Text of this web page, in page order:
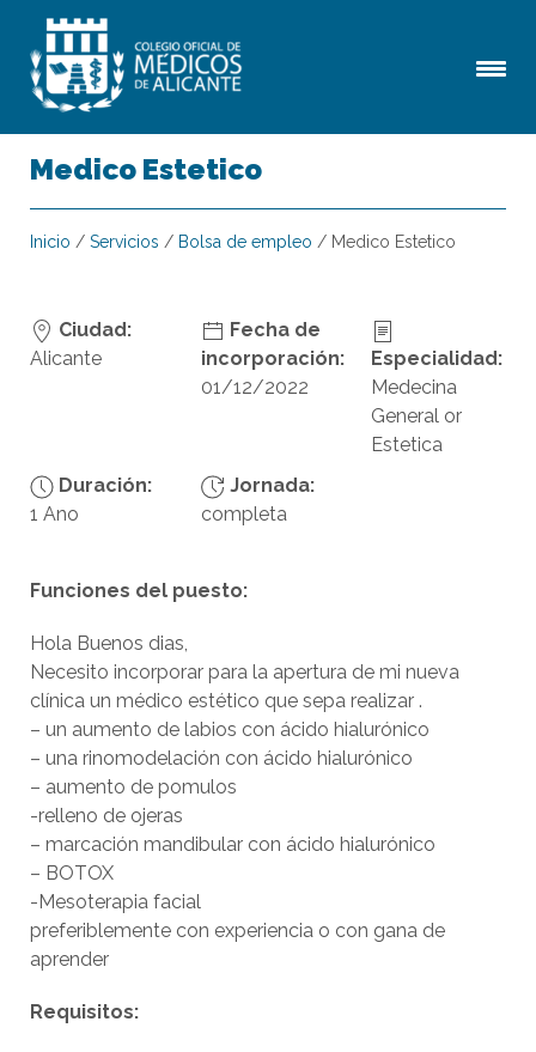
Medico Estetico
Inicio / Servicios / Bolsa de empleo / Medico Estetico
Ciudad:
Alicante
Fecha de
incorporación:
01/12/2022
Especialidad:
Medecina
General or
Estetica
Duración:
1 Ano
Jornada:
completa
Funciones del puesto:
Hola Buenos dias,
Necesito incorporar para la apertura de mi nueva
clínica un médico estético que sepa realizar .
– un aumento de labios con ácido hialurónico
– una rinomodelación con ácido hialurónico
– aumento de pomulos
-relleno de ojeras
– marcación mandibular con ácido hialurónico
– BOTOX
-Mesoterapia facial
preferiblemente con experiencia o con gana de
aprender
Requisitos: